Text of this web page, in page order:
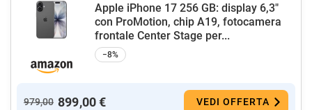
Apple iPhone 17 256 GB: display 6,3"
con ProMotion, chip A19, fotocamera
frontale Center Stage per...
−8%
979,00 899,00 € VEDI OFFERTA